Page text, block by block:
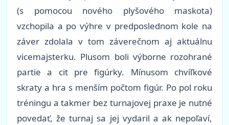
(s pomocou nového plyšového maskota)
vzchopila a po výhre v predposlednom kole na
záver zdolala v tom záverečnom aj aktuálnu
vicemajsterku. Plusom boli výborne rozohrané
partie a cit pre figúrky. Mínusom chvíľkové
skraty a hra s menším počtom figúr. Po pol roku
tréningu a takmer bez turnajovej praxe je nutné
povedať, že turnaj sa jej vydaril a ak nepoľaví,